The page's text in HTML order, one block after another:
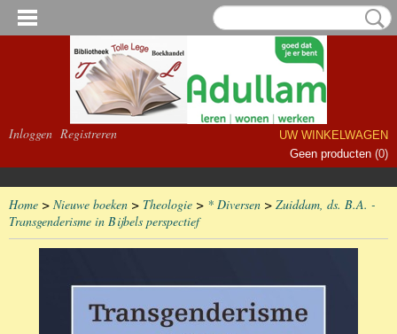
Inloggen Registreren
UW WINKELWAGEN
Geen producten (0)
Home > Nieuwe boeken > Theologie > * Diversen > Zuiddam, ds. B.A. -
Transgenderisme in Bijbels perspectief